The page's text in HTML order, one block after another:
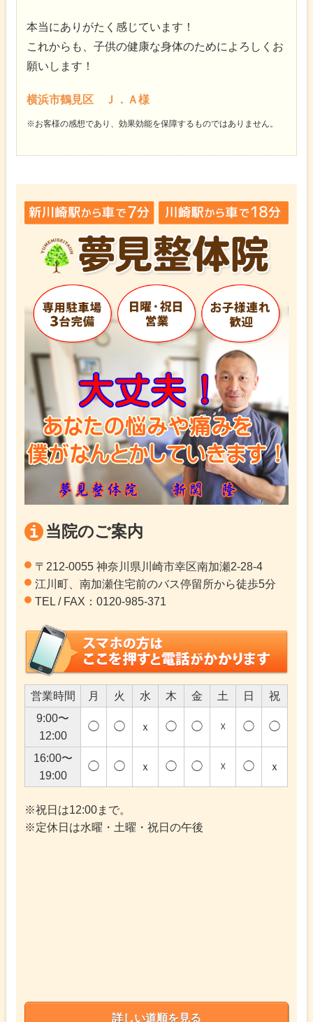
本当にありがたく感じています！
これからも、子供の健康な身体のためによろしくお
願いします！
横浜市鶴見区 Ｊ．Ａ様
※お客様の感想であり、効果効能を保障するものではありません。
当院のご案内
〒212-0055 神奈川県川崎市幸区南加瀬2-28-4
江川町、南加瀬住宅前のバス停留所から徒歩5分
TEL / FAX：0120-985-371
営業時間 月 火 水 木 金 土 日
祝
9:00〜
12:00
◯ ◯ ｘ ◯ ◯ ☓ ◯ ◯
16:00〜
19:00
◯ ◯ ｘ ◯ ◯ ☓ ◯ ｘ
※祝日は12:00まで。
※定休日は水曜・土曜・祝日の午後
詳しい道順を見る